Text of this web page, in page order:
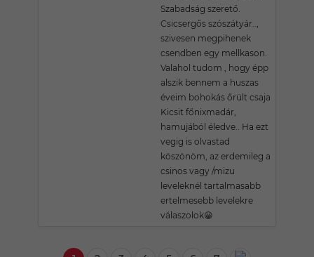
Szabadság szerető.
Csicsergős szószátyár..,
szivesen megpihenek
csendben egy mellkason.
Valahol tudom , hogy épp
alszik bennem a huszas
éveim bohokás őrült csaja
Kicsit főnixmadár,
hamujából éledve.. Ha ezt
vegig is olvastad
köszönöm, az erdemileg a
csinos vagy /mizu
leveleknél tartalmasabb
ertelmesebb levelekre
válaszolok😀